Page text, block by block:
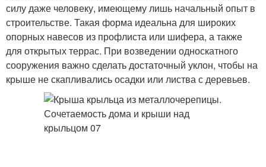
силу даже человеку, имеющему лишь начальный опыт в
строительстве. Такая форма идеальна для широких
опорных навесов из профлиста или шифера, а также
для открытых террас. При возведении односкатного
сооружения важно сделать достаточный уклон, чтобы на
крыше не скапливались осадки или листва с деревьев.